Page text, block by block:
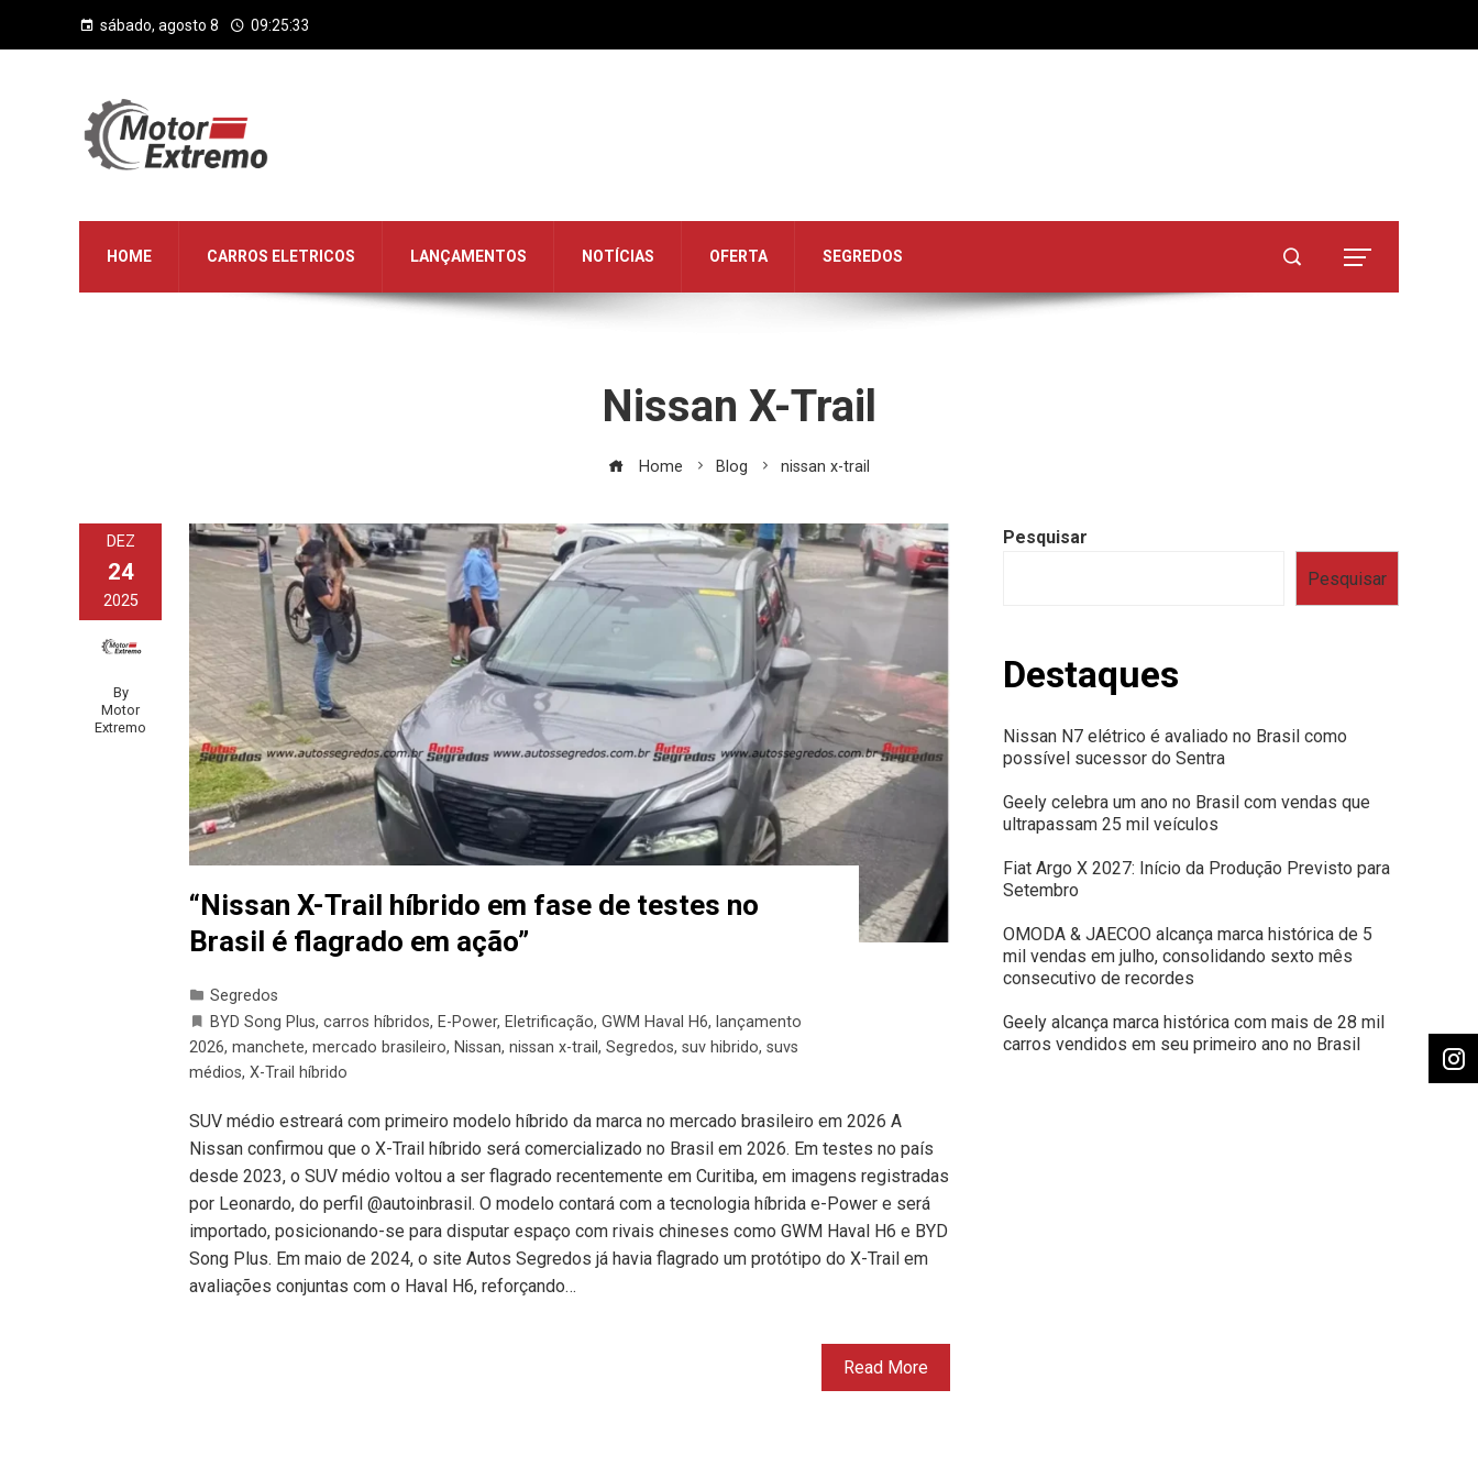
sábado, agosto 8 09:25:34
HOME CARROS ELETRICOS LANÇAMENTOS NOTÍCIAS OFERTA SEGREDOS
Nissan X-Trail
Home Blog nissan x-trail
DEZ
24
2025
By
Motor
Extremo
“Nissan X-Trail híbrido em fase de testes no
Brasil é flagrado em ação”
Segredos
BYD Song Plus, carros híbridos, E-Power, Eletrificação, GWM Haval H6, lançamento
2026, manchete, mercado brasileiro, Nissan, nissan x-trail , Segredos, suv hibrido, suvs
médios, X-Trail híbrido
SUV médio estreará com primeiro modelo híbrido da marca no mercado brasileiro em 2026 A
Nissan confirmou que o X-Trail híbrido será comercializado no Brasil em 2026. Em testes no país
desde 2023, o SUV médio voltou a ser flagrado recentemente em Curitiba, em imagens registradas
por Leonardo, do perfil @autoinbrasil. O modelo contará com a tecnologia híbrida e-Power e será
importado, posicionando-se para disputar espaço com rivais chineses como GWM Haval H6 e BYD
Song Plus. Em maio de 2024, o site Autos Segredos já havia flagrado um protótipo do X-Trail em
avaliações conjuntas com o Haval H6, reforçando…
Read More
Pesquisar
Pesquisar
Destaques
Nissan N7 elétrico é avaliado no Brasil como
possível sucessor do Sentra
Geely celebra um ano no Brasil com vendas que
ultrapassam 25 mil veículos
Fiat Argo X 2027: Início da Produção Previsto para
Setembro
OMODA & JAECOO alcança marca histórica de 5
mil vendas em julho, consolidando sexto mês
consecutivo de recordes
Geely alcança marca histórica com mais de 28 mil
carros vendidos em seu primeiro ano no Brasil